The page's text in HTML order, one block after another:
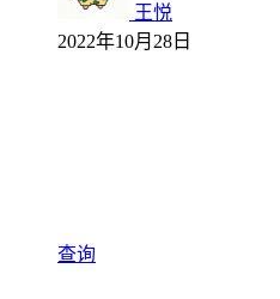
王悦
2022年10月28日
查询